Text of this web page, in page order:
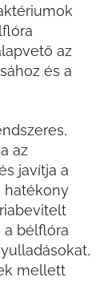
az
és a
az
javítja a
hatékony
a bélflóra
mellett